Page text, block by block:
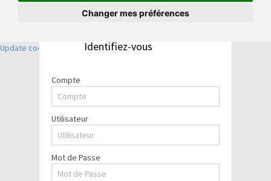
Changer mes préférences
Identifiez-vous
Compte
Utilisateur
Mot de Passe
Update cookies preferences